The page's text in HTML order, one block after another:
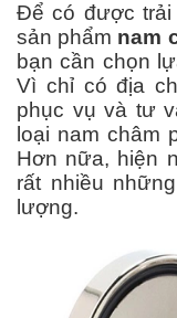
Để có được trải
sản phẩm nam
bạn cần chọn
Vì chỉ có địa
phục vụ và tư
loại nam châm
Hơn nữa, hiện
rất nhiều
lượng.